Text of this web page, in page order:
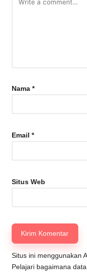
Nama *
Email *
Situs Web
Situs ini menggunakan
Pelajari bagaimana